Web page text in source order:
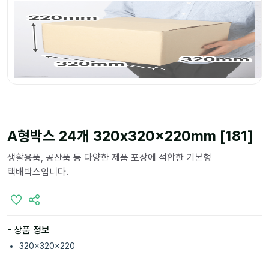
A형박스 24개 320x320x220mm [181]
생활용품, 공산품 등 다양한 제품 포장에 적합한 기본형
택배박스입니다.
- 상품 정보
320x320x220